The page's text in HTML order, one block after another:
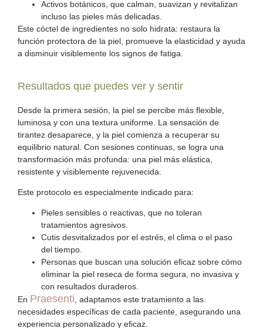
Activos botánicos, que calman, suavizan y revitalizan
incluso las pieles más delicadas.
Este cóctel de ingredientes no solo hidrata: restaura la
función protectora de la piel, promueve la elasticidad y ayuda
a disminuir visiblemente los signos de fatiga.
Resultados que puedes ver y sentir
Desde la primera sesión, la piel se percibe más flexible,
luminosa y con una textura uniforme. La sensación de
tirantez desaparece, y la piel comienza a recuperar su
equilibrio natural. Con sesiones continuas, se logra una
transformación más profunda: una piel más elástica
resistente y visiblemente rejuvenecida.
Este protocolo es especialmente indicado para:
Pieles sensibles o reactivas, que no toleran
tratamientos agresivos.
Cutis desvitalizados por el estrés, el clima o el paso
del tiempo.
Personas que buscan una solución eficaz sobre cómo
eliminar la piel reseca de forma segura, no invasiva y
con resultados duraderos.
En Praesenti, adaptamos este tratamiento a las
necesidades específicas de cada paciente, asegurando una
experiencia personalizado y eficaz.